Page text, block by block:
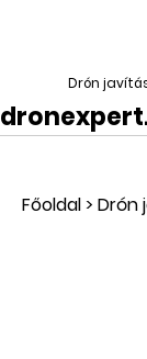
Drón
Főoldal> Drón